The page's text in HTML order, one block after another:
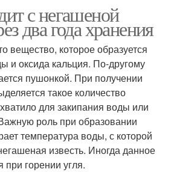
с негашеной
два года хранения
вещество, которое образуется
и оксида кальция. По-другому
пушонкой. При получении
такое количество
для закипания воды или
роль при образовании
температура воды, с которой
известь. Иногда данное
при горении угля.